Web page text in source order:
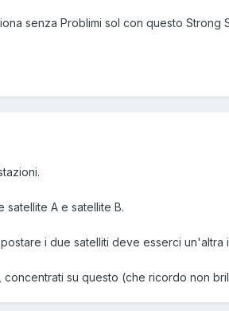
senza Problimi sol con questo
satellite A e satellite B.
i due satelliti deve esserci un'altra
su questo (che ricordo non